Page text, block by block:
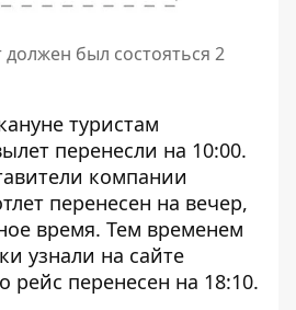
был состояться 2
туристам
перенесли на 10:00.
компании
перенесен на вечер,
время. Тем временем
узнали на сайте
рейс перенесен на 18:10.